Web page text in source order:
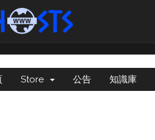
Store 公告 知識庫